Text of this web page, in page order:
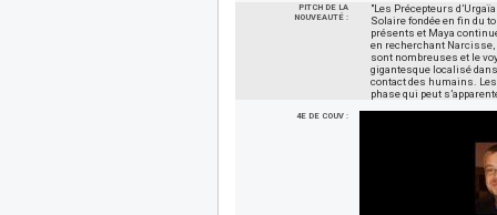
PITCH DE LA
NOUVEAUTÉ :
"Les Précepteurs
Solaire fondée en fin du
présents et Maya
en recherchant Narcisse,
sont nombreuses et le
gigantesque localisé
contact des humains.
phase qui peut
4E DE COUV :